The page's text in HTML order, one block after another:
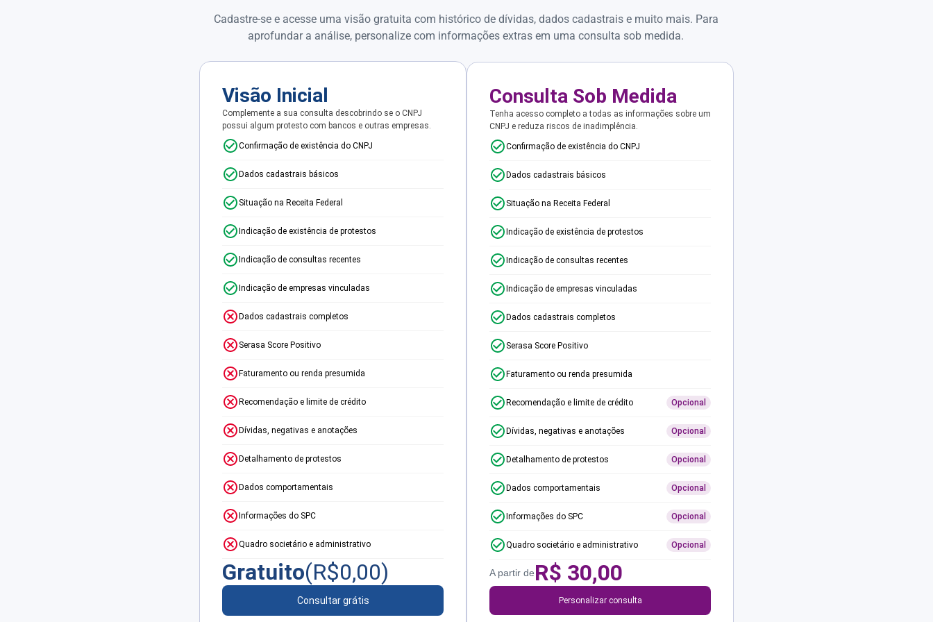
Cadastre-se e acesse uma visão gratuita com histórico de dívidas, dados cadastrais e muito mais. Para
aprofundar a análise, personalize com informações extras em uma consulta sob medida.
Visão Inicial
Complemente a sua consulta descobrindo se o CNPJ
possui algum protesto com bancos e outras empresas.
Confirmação de existência do CNPJ
Dados cadastrais básicos
Situação na Receita Federal
Indicação de existência de protestos
Indicação de consultas recentes
Indicação de empresas vinculadas
Dados cadastrais completos
Serasa Score Positivo
Faturamento ou renda presumida
Recomendação e limite de crédito
Dívidas, negativas e anotações
Detalhamento de protestos
Dados comportamentais
Informações do SPC
Quadro societário e administrativo
Gratuito(R$0,00)
Consultar grátis
Consulta Sob Medida
Tenha acesso completo a todas as informações sobre um
CNPJ e reduza riscos de inadimplência.
Confirmação de existência do CNPJ
Dados cadastrais básicos
Situação na Receita Federal
Indicação de existência de protestos
Indicação de consultas recentes
Indicação de empresas vinculadas
Dados cadastrais completos
Serasa Score Positivo
Faturamento ou renda presumida
Recomendação e limite de crédito Opcional
Dívidas, negativas e anotações Opcional
Detalhamento de protestos Opcional
Dados comportamentais Opcional
Informações do SPC Opcional
Quadro societário e administrativo Opcional
A partir deR$ 30,00
Personalizar consulta